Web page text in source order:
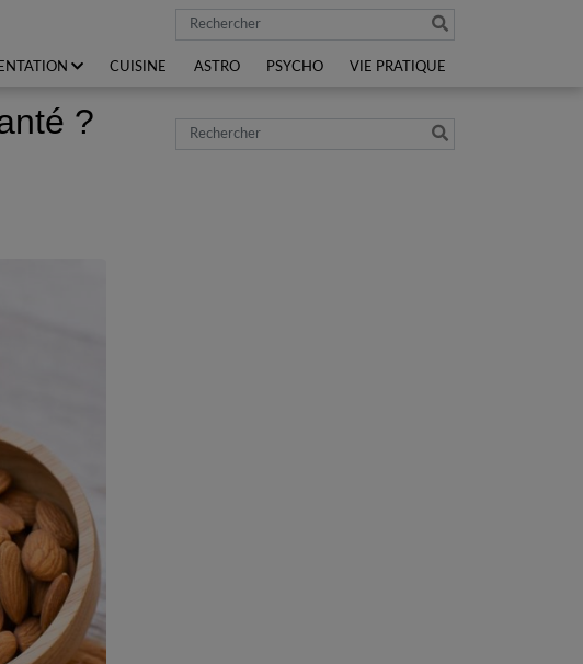
Rechercher
CUISINE ASTRO PSYCHO VIE PRATIQUE
? Rechercher